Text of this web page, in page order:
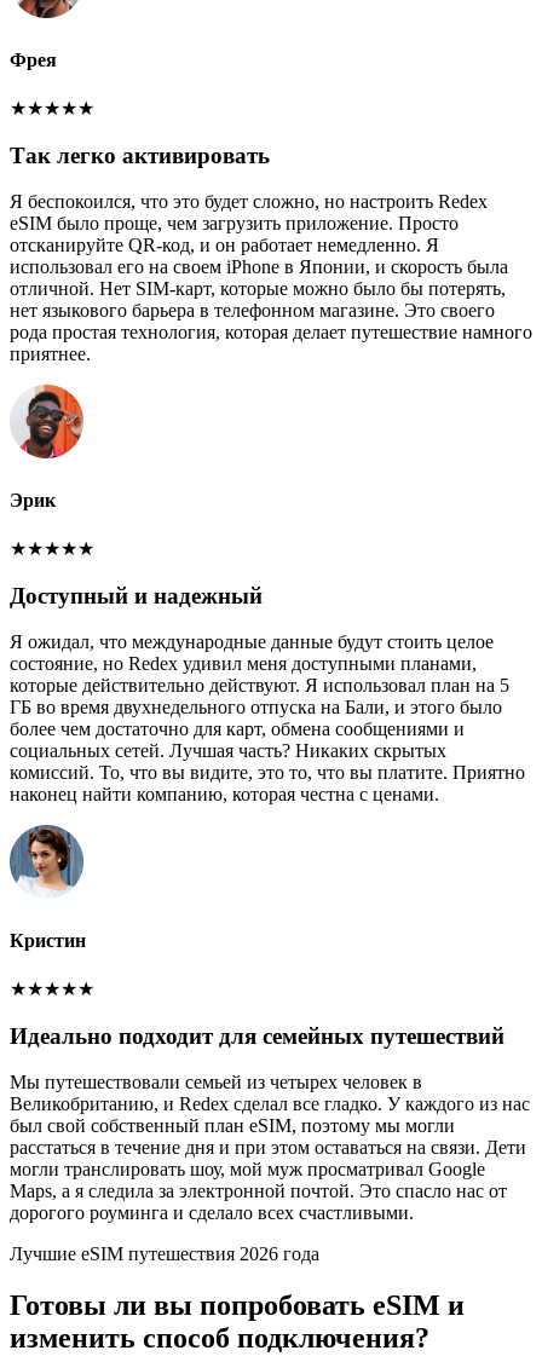
Фрея
★★★★★
Так легко активировать
Я беспокоился, что это будет сложно, но настроить Redex
eSIM было проще, чем загрузить приложение. Просто
отсканируйте QR-код, и он работает немедленно. Я
использовал его на своем iPhone в Японии, и скорость была
отличной. Нет SIM-карт, которые можно было бы потерять,
нет языкового барьера в телефонном магазине. Это своего
рода простая технология, которая делает путешествие намного
приятнее.
Эрик
★★★★★
Доступный и надежный
Я ожидал, что международные данные будут стоить целое
состояние, но Redex удивил меня доступными планами,
которые действительно действуют. Я использовал план на 5
ГБ во время двухнедельного отпуска на Бали, и этого было
более чем достаточно для карт, обмена сообщениями и
социальных сетей. Лучшая часть? Никаких скрытых
комиссий. То, что вы видите, это то, что вы платите. Приятно
наконец найти компанию, которая честна с ценами.
Кристин
★★★★★
Идеально подходит для семейных путешествий
Мы путешествовали семьей из четырех человек в
Великобританию, и Redex сделал все гладко. У каждого из нас
был свой собственный план eSIM, поэтому мы могли
расстаться в течение дня и при этом оставаться на связи. Дети
могли транслировать шоу, мой муж просматривал Google
Maps, а я следила за электронной почтой. Это спасло нас от
дорогого роуминга и сделало всех счастливыми.
Лучшие eSIM путешествия 2026 года
Готовы ли вы попробовать eSIM и
изменить способ подключения?